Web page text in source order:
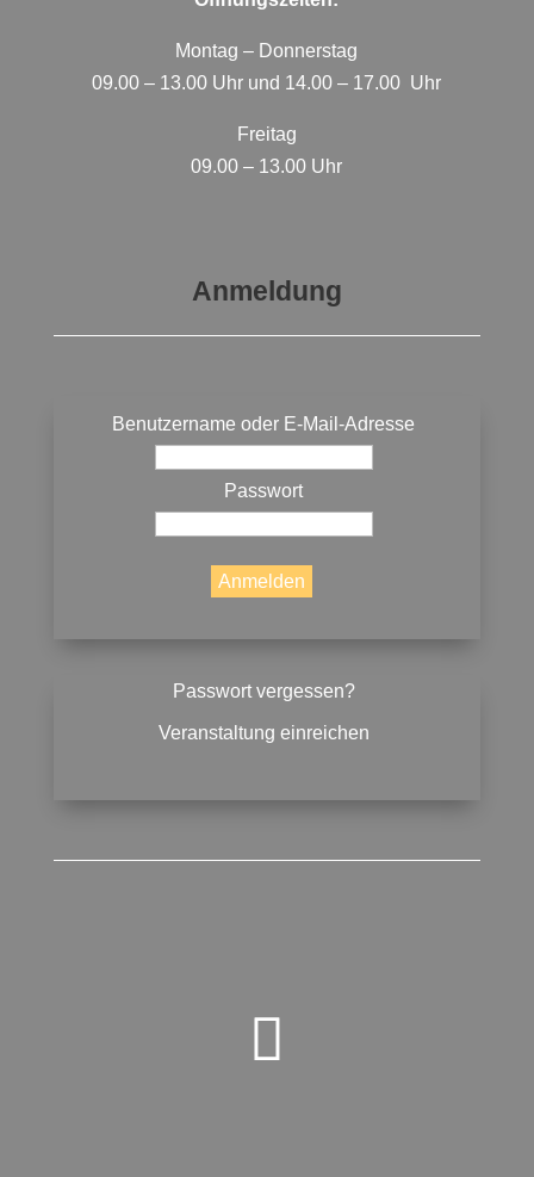
Montag – Donnerstag
09.00 – 13.00 Uhr und 14.00 – 17.00 Uhr
Freitag
09.00 – 13.00 Uhr
Anmeldung
Benutzername oder E-Mail-Adresse
Passwort
Passwort vergessen?
Veranstaltung einreichen